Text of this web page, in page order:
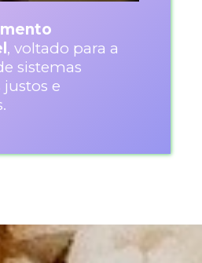
, voltado para a
sistemas
e